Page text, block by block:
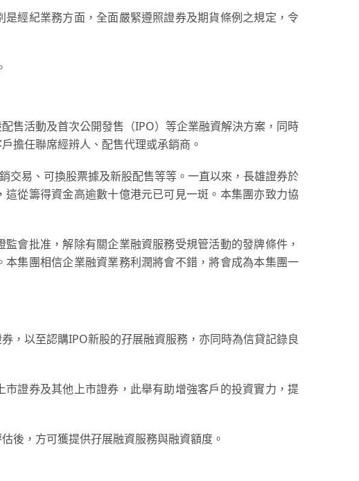
經紀業務方面，全面嚴緊遵照證券及期貨條例之規定，令
售活動及首次公開發售（IPO）等企業融資解決方案，同時
擔任聯席經辨人、配售代理或承銷商。
交易、可換股票據及新股配售等等。一直以來，長雄證券於
從籌得資金高逾數十億港元已可見一斑。本集團亦致力協
會批准，解除有關企業融資服務受規管活動的發牌條件，
集團相信企業融資業務利潤將會不錯，將會成為本集團一
，以至認購IPO新股的孖展融資服務，亦同時為信貸記錄良
證券及其他上市證券，此舉有助增強客戶的投資實力，提
後，方可獲提供孖展融資服務與融資額度。